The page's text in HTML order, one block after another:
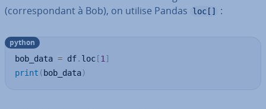
(cor­res­pon­dant à Bob), on utilise Pandas
loc[] :
bob_data = df. loc [1 ]
print ( bob_data)
python